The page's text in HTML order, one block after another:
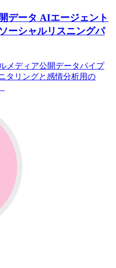
データ AIエージェント
ーシャルリスニングパ
メディア公開データパイプ
タリングと感情分析用の